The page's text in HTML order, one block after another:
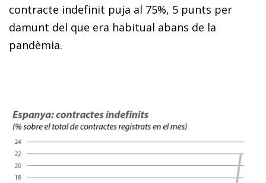
contracte indefinit puja al 75%, 5 punts per
damunt del que era habitual abans de la
pandèmia.